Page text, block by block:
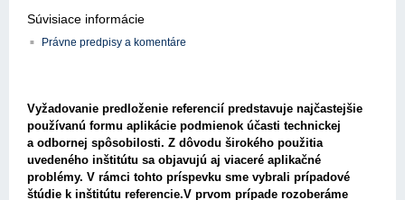
Súvisiace informácie
Právne predpisy a komentáre
Vyžadovanie predloženie referencií predstavuje najčastejšie
používanú formu aplikácie podmienok účasti technickej
a odbornej spôsobilosti. Z dôvodu širokého použitia
uvedeného inštitútu sa objavujú aj viaceré aplikačné
problémy. V rámci tohto príspevku sme vybrali prípadové
štúdie k inštitútu referencie.V prvom prípade rozoberáme